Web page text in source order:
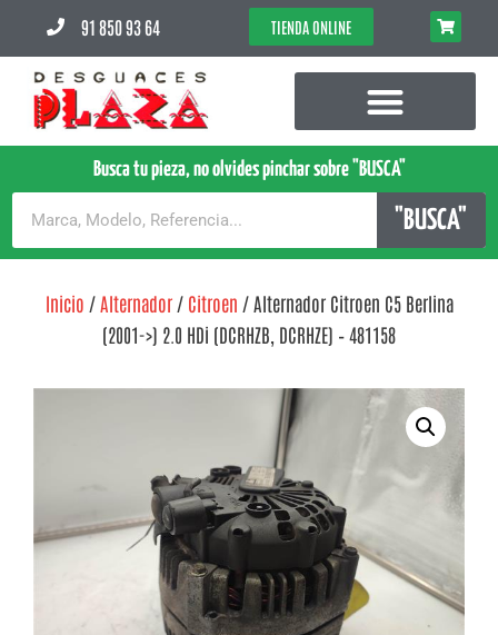
91 850 93 64 TIENDA ONLINE
Busca tu pieza, no olvides pinchar sobre "BUSCA"
"BUSCA"
Inicio / Alternador/ Citroen / Alternador Citroen C5 Berlina
(2001->) 2.0 HDi (DCRHZB, DCRHZE) – 481158